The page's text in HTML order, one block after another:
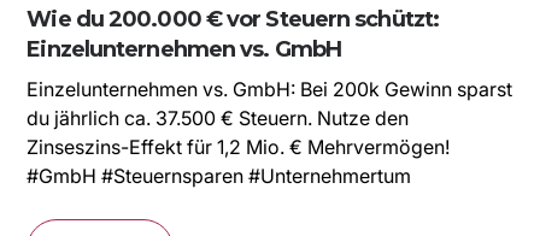
Wie du 200.000 € vor Steuern schützt:
Einzelunternehmen vs. GmbH
Einzelunternehmen vs. GmbH: Bei 200k Gewinn sparst
du jährlich ca. 37.500 € Steuern. Nutze den
Zinseszins-Effekt für 1,2 Mio. € Mehrvermögen!
#GmbH #Steuernsparen #Unternehmertum